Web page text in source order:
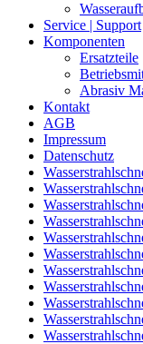
Service | Support
Komponenten
Ersatzteile
Abrasiv
Kontakt
AGB
Impressum
Datenschutz